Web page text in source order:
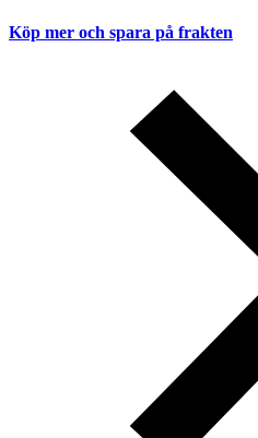
Köp mer och spara på frakten